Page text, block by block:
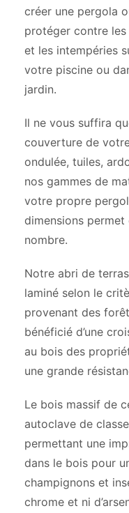
créer une pergola
protéger contre
et les intempéries
votre piscine ou
jardin.
Il ne vous suffira
couverture de
ondulée, tuiles,
nos gammes de
votre propre
dimensions permet
nombre.
Notre abri de
laminé selon le
provenant des
bénéficié d’une
au bois des
une grande
Le bois massif de
autoclave de
permettant une
dans le bois pour
champignons et
chrome et ni